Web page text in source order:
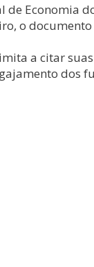
Economia
o
a citar
dos